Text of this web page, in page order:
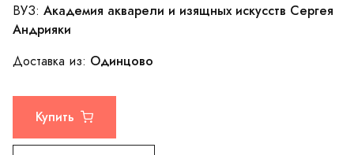
ВУЗ: Академия акварели и изящных искусств Сергея
Андрияки
Доставка из: Одинцово
Купить